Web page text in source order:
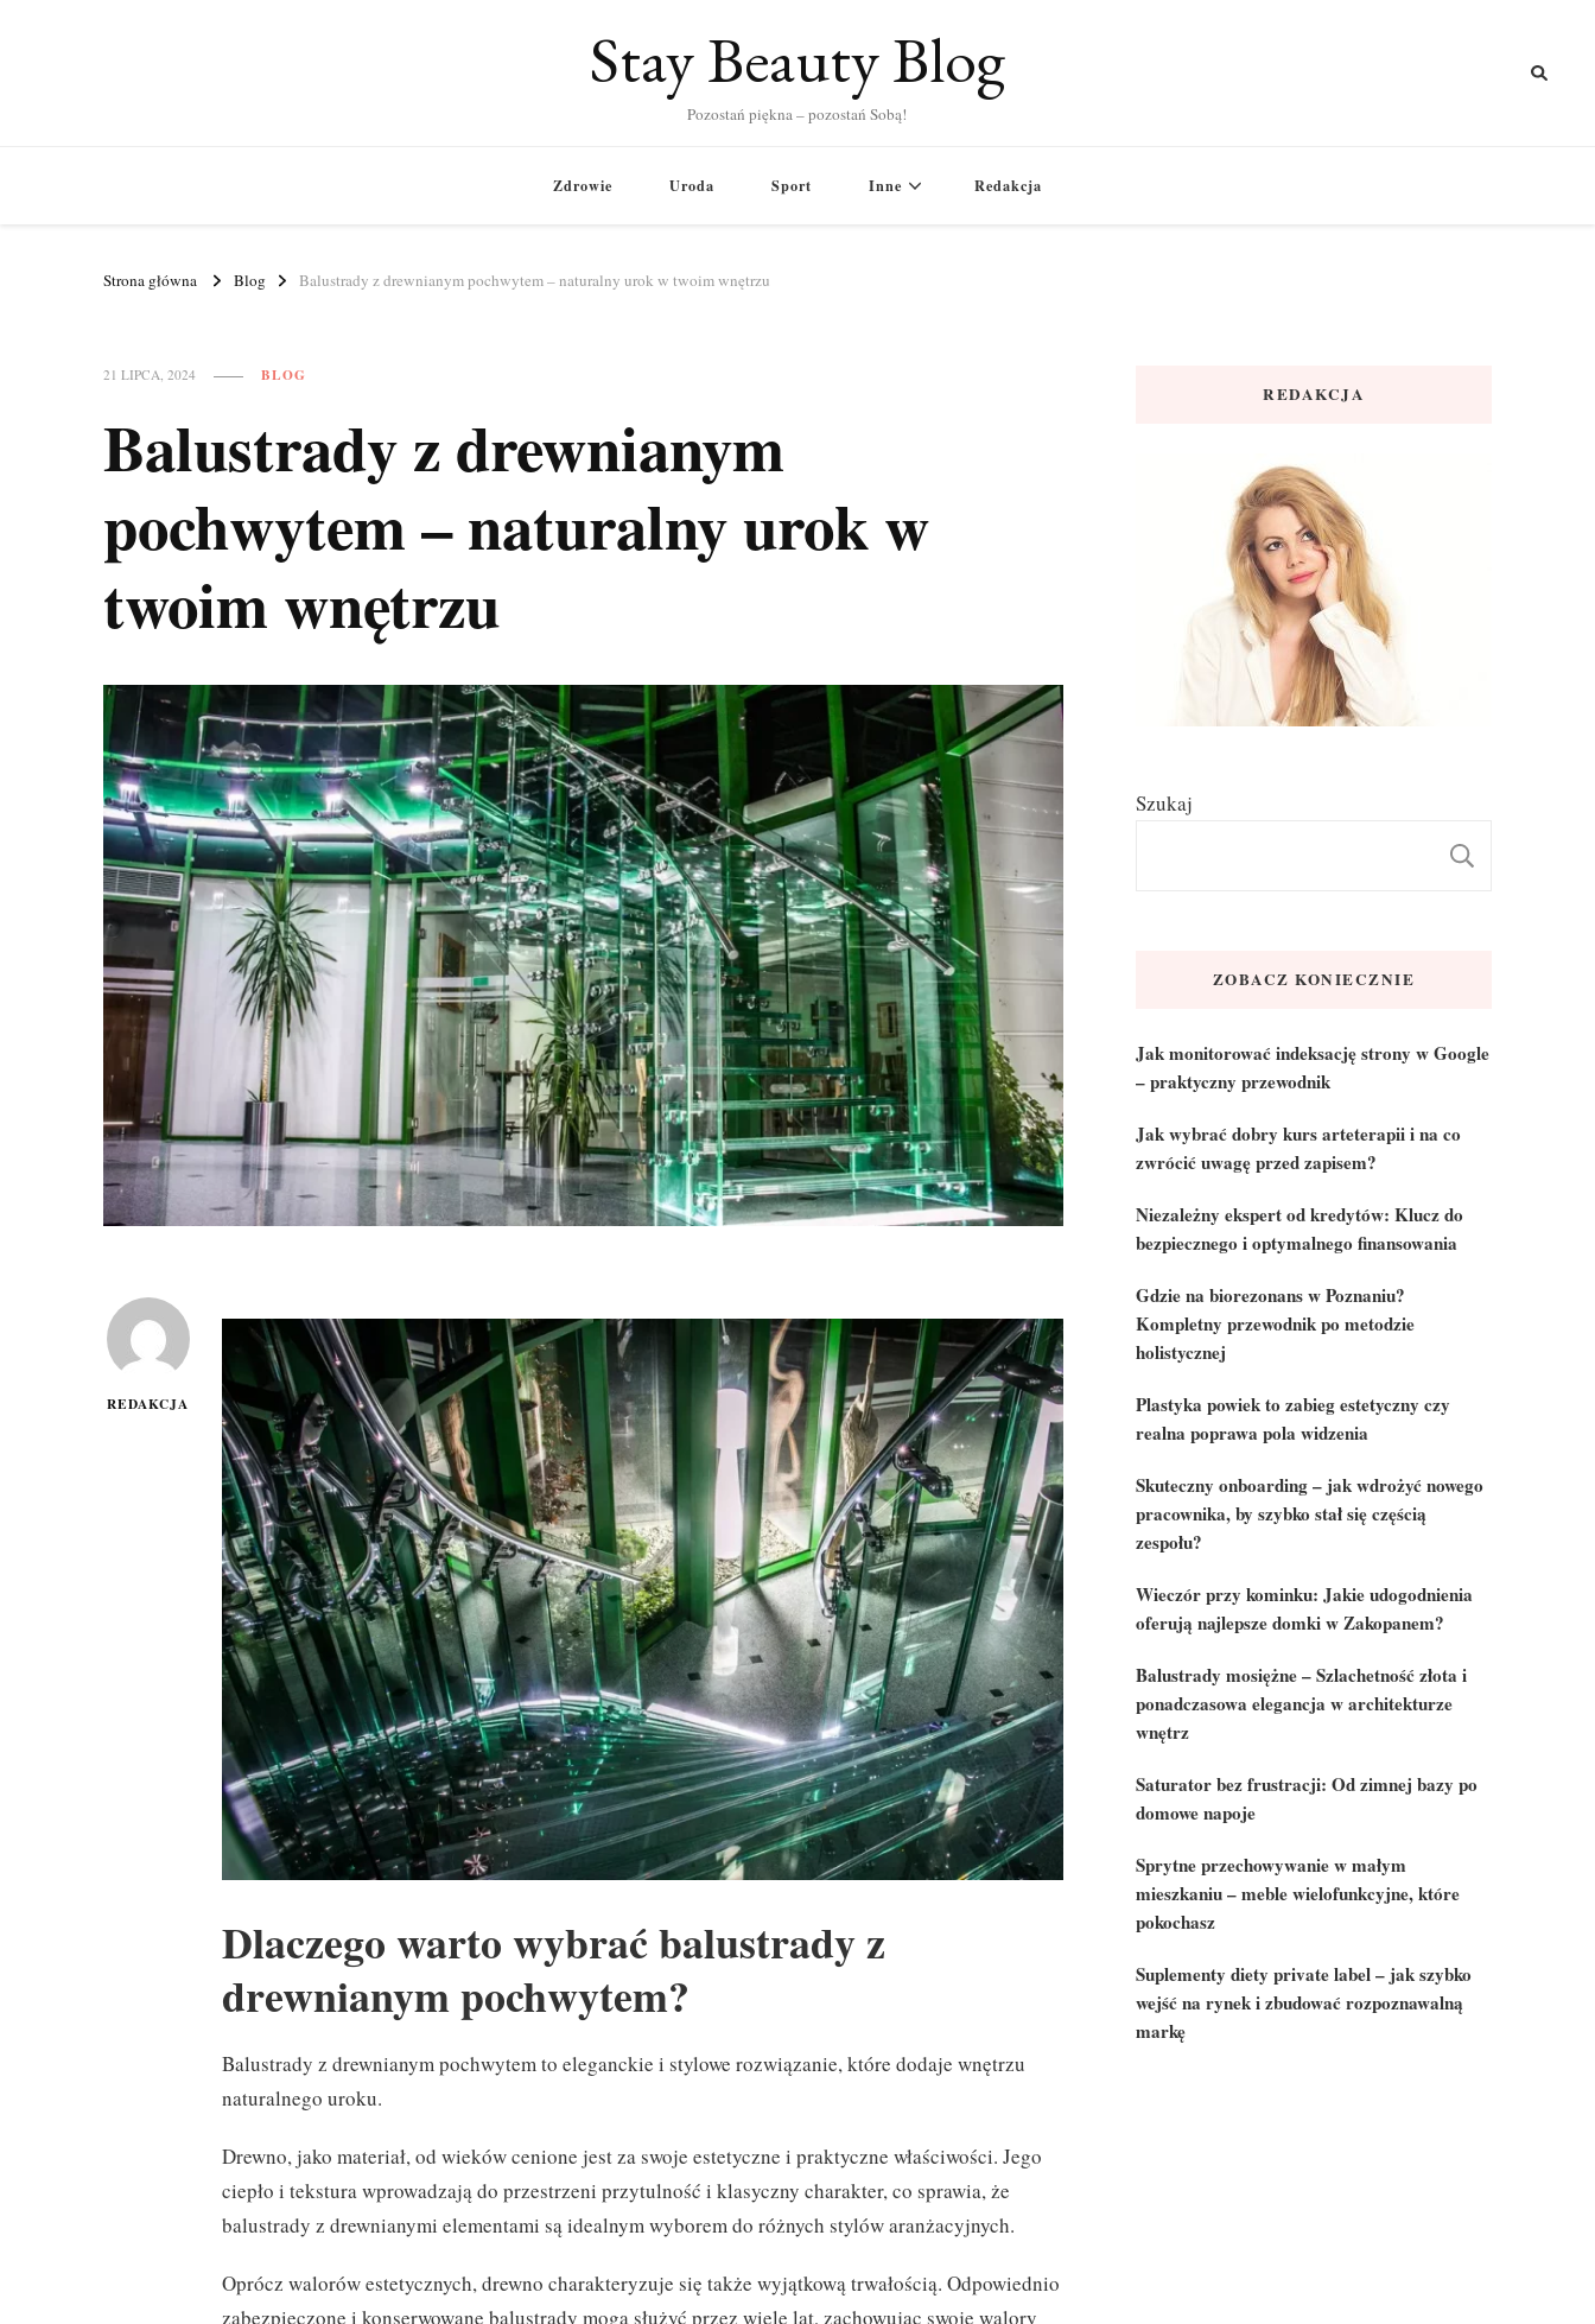
Stay Beauty Blog
Pozostań piękna – pozostań Sobą!
Zdrowie Uroda Sport Inne Redakcja
Strona główna Blog Balustrady z drewnianym pochwytem – naturalny urok w twoim wnętrzu
21 LIPCA, 2024 BLOG
Balustrady z drewnianym
pochwytem – naturalny urok w
twoim wnętrzu
REDAKCJA
Dlaczego warto wybrać balustrady z
drewnianym pochwytem?
Balustrady z drewnianym pochwytem to eleganckie i stylowe rozwiązanie, które dodaje wnętrzu
naturalnego uroku.
Drewno, jako materiał, od wieków cenione jest za swoje estetyczne i praktyczne właściwości. Jego
ciepło i tekstura wprowadzają do przestrzeni przytulność i klasyczny charakter, co sprawia, że
balustrady z drewnianymi elementami są idealnym wyborem do różnych stylów aranżacyjnych.
Oprócz walorów estetycznych, drewno charakteryzuje się także wyjątkową trwałością. Odpowiednio
zabezpieczone i konserwowane balustrady mogą służyć przez wiele lat, zachowując swoje walory
REDAKCJA
Szukaj
ZOBACZ KONIECZNIE
Jak monitorować indeksację strony w Google
– praktyczny przewodnik
Jak wybrać dobry kurs arteterapii i na co
zwrócić uwagę przed zapisem?
Niezależny ekspert od kredytów: Klucz do
bezpiecznego i optymalnego finansowania
Gdzie na biorezonans w Poznaniu?
Kompletny przewodnik po metodzie
holistycznej
Plastyka powiek to zabieg estetyczny czy
realna poprawa pola widzenia
Skuteczny onboarding – jak wdrożyć nowego
pracownika, by szybko stał się częścią
zespołu?
Wieczór przy kominku: Jakie udogodnienia
oferują najlepsze domki w Zakopanem?
Balustrady mosiężne – Szlachetność złota i
ponadczasowa elegancja w architekturze
wnętrz
Saturator bez frustracji: Od zimnej bazy po
domowe napoje
Sprytne przechowywanie w małym
mieszkaniu – meble wielofunkcyjne, które
pokochasz
Suplementy diety private label – jak szybko
wejść na rynek i zbudować rozpoznawalną
markę